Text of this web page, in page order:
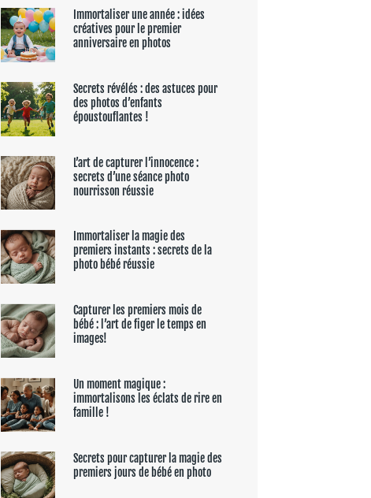
Immortaliser une année : idées
créatives pour le premier
anniversaire en photos
Secrets révélés : des astuces pour
des photos d’enfants
époustouflantes !
L’art de capturer l’innocence :
secrets d’une séance photo
nourrisson réussie
Immortaliser la magie des
premiers instants : secrets de la
photo bébé réussie
Capturer les premiers mois de
bébé : l’art de figer le temps en
images!
Un moment magique :
immortalisons les éclats de rire en
famille !
Secrets pour capturer la magie des
premiers jours de bébé en photo